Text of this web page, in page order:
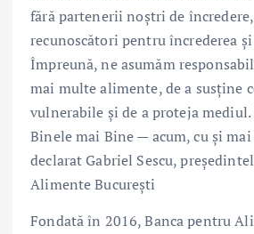
fără partenerii noștri de
recunoscători pentru încrederea
Împreună, ne asumăm
mai multe alimente, de a susține
vulnerabile și de a proteja
Binele mai Bine — acum, cu și
declarat Gabriel Sescu,
Alimente București
Fondată în 2016, Banca pentru